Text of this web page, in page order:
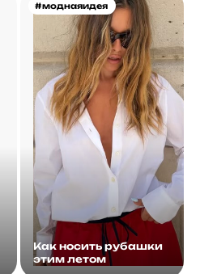
#моднаяидея
Как носить рубашки
этим летом